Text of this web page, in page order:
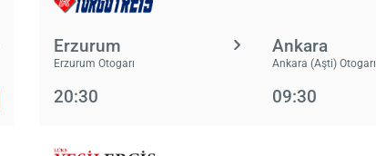
Erzurum
Erzurum Otogarı
Ankara
Ankara (Aşti) Otogarı
20:30 09:30